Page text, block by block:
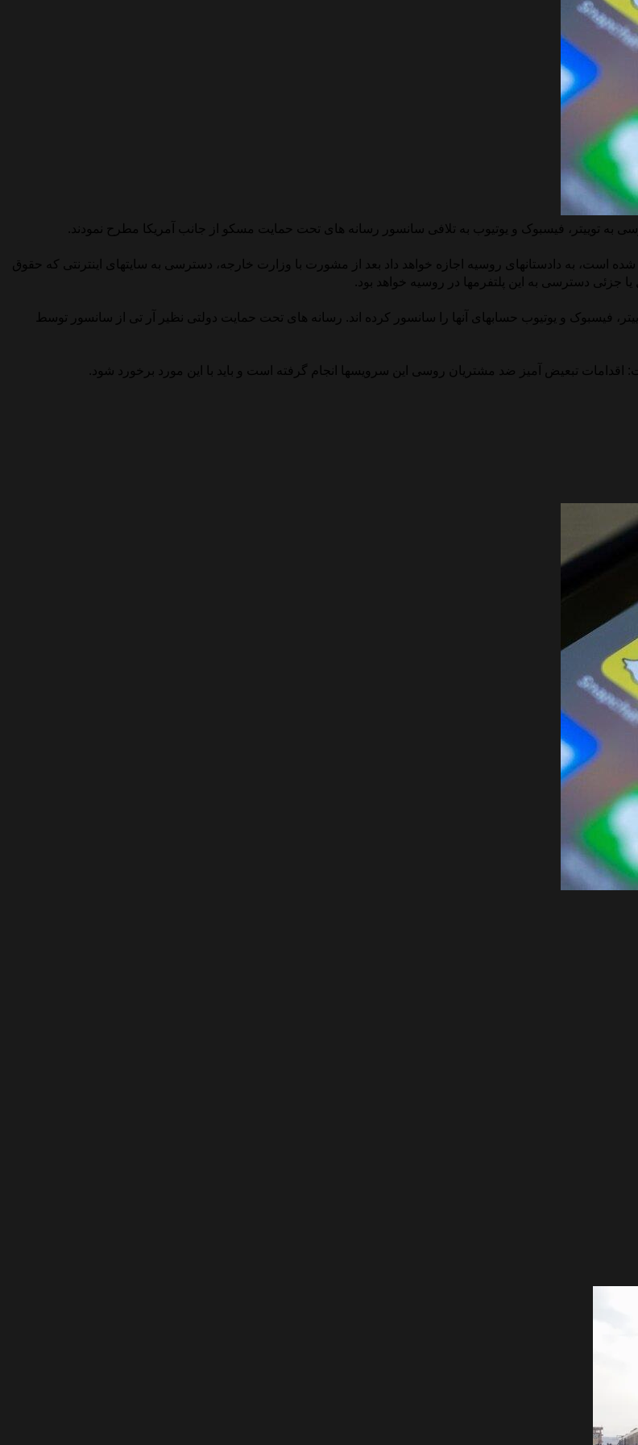
به توییتر، فیسبوک و یوتیوب به تلافی سانسور رسانه های تحت حمایت مسکو از جانب آمریکا مطرح نمودند.
است، به دادستانهای روسیه اجازه خواهد داد بعد از مشورت با وزارت خارجه، دسترسی به سایتهای اینترنتی که حقوق
جزئی دسترسی به این پلتفرمها در روسیه خواهد بود.
فیسبوک و یوتیوب حسابهای آنها را سانسور کرده اند. رسانه های تحت حمایت دولتی نظیر آر تی از سانسور توسط
تبعیض آمیز ضد مشتریان روسی این سرویسها انجام گرفته است و باید با این مورد برخورد شود.